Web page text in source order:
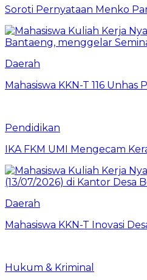
Soroti Pernyataan Menko
Daerah
Mahasiswa KKN-T 116
Pendidikan
IKA FKM UMI Mengecam
Daerah
Mahasiswa KKN-T Inovasi
Hukum & Kriminal